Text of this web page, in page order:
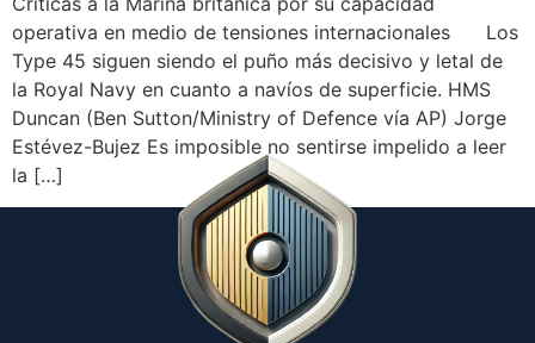
operativa en medio de tensiones internacionales Los
Type 45 siguen siendo el puño más decisivo y letal de
la Royal Navy en cuanto a navíos de superficie. HMS
Duncan (Ben Sutton/Ministry of Defence vía AP) Jorge
Estévez-Bujez Es imposible no sentirse impelido a leer
la […]